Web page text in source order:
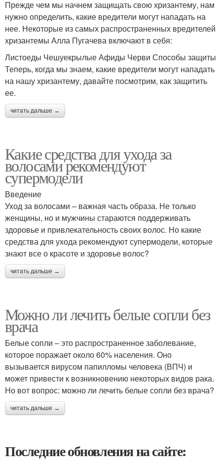
Прежде чем мы начнем защищать свою хризантему, нам
нужно определить, какие вредители могут нападать на
нее. Некоторые из самых распространенных вредителей
хризантемы Алла Пугачева включают в себя:
Листоеды Чешуекрылые Афиды Черви Способы защиты
Теперь, когда мы знаем, какие вредители могут нападать
на нашу хризантему, давайте посмотрим, как защитить
ее.
читать дальше →
Какие средства для ухода за
волосами рекомендуют
супермодели
Введение
Уход за волосами – важная часть образа. Не только
женщины, но и мужчины стараются поддерживать
здоровье и привлекательность своих волос. Но какие
средства для ухода рекомендуют супермодели, которые
знают все о красоте и здоровье волос?
читать дальше →
Можно ли лечить белые сопли без
врача
Белые сопли – это распространенное заболевание,
которое поражает около 60% населения. Оно
вызывается вирусом папилломы человека (ВПЧ) и
может привести к возникновению некоторых видов рака.
Но вот вопрос: можно ли лечить белые сопли без врача?
читать дальше →
Последние обновления на сайте: